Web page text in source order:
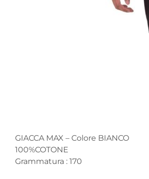
GIACCA MAX – Colore BIANCO
100%COTONE
Grammatura : 170